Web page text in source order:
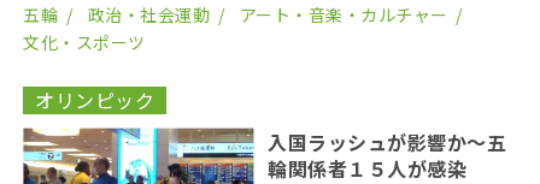
五輪
政治・社会運動
アート・音楽・カルチャー
文化・スポーツ
オリンピック
入国ラッシュが影響か〜五
輪関係者１５人が感染